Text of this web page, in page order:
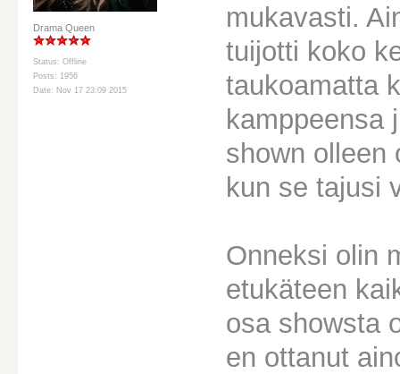
Drama Queen
Status: Offline
Posts: 1956
Date: Nov 17 23:09 2015
mukavasti.
tuijotti koko
taukoamatta
kamppeensa
shown olleen
kun se tajusi
Onneksi olin
etukäteen
osa showsta
en ottanut